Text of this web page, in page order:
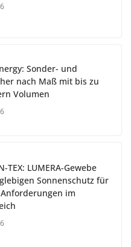
Sonder- und
nach Maß mit bis zu
Volumen
TEX: LUMERA-Gewebe
Sonnenschutz für
im